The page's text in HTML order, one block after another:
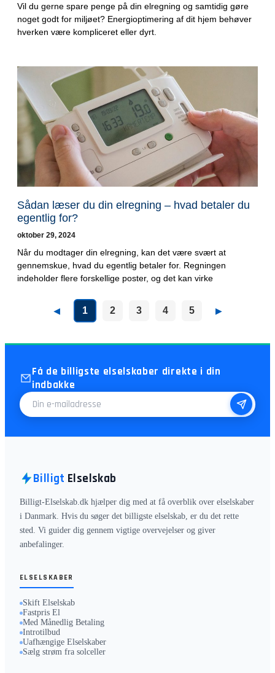
Vil du gerne spare penge på din elregning og samtidig gøre
noget godt for miljøet? Energioptimering af dit hjem behøver
hverken være kompliceret eller dyrt.
Sådan læser du din elregning – hvad betaler du
egentlig for?
oktober 29, 2024
Når du modtager din elregning, kan det være svært at
gennemskue, hvad du egentlig betaler for. Regningen
indeholder flere forskellige poster, og det kan virke
▶ 1 2 3 4 5 ▶
Få de billigste elselskaber direkte i din
indbakke
E-mailadresse
Billigt Elselskab
Billigt-Elselskab.dk hjælper dig med at få overblik over elselskaber
i Danmark. Hvis du søger det billigste elselskab, er du det rette
sted. Vi guider dig gennem vigtige overvejelser og giver
anbefalinger.
ELSELSKABER
Skift Elselskab
Fastpris El
Med Månedlig Betaling
Introtilbud
Uafhængige Elselskaber
Sælg strøm fra solceller